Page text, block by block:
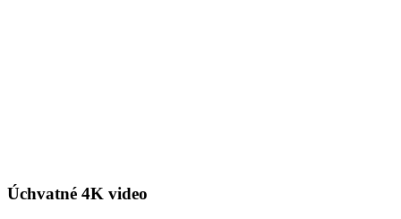
Úchvatné 4K video